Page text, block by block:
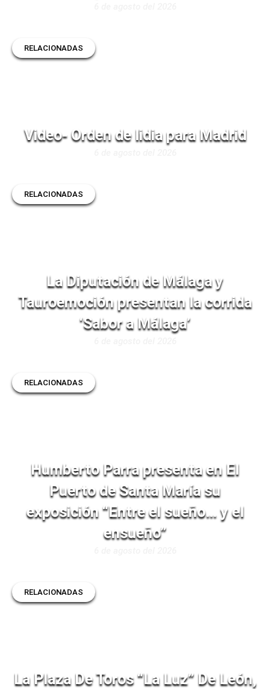
RELACIONADAS
Video- Orden de lidia para Madrid
RELACIONADAS
La Diputación de Málaga y
Tauroemoción presentan la corrida
‘Sabor a Málaga’
RELACIONADAS
Humberto Parra presenta en El
Puerto de Santa María su
exposición “Entre el sueño… y el
ensueño”
RELACIONADAS
La Plaza De Toros “La Luz” De León,